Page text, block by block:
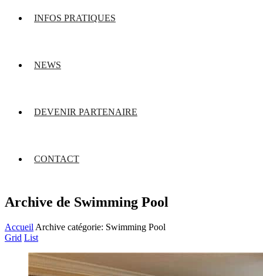
INFOS PRATIQUES
NEWS
DEVENIR PARTENAIRE
CONTACT
Archive de Swimming Pool
Accueil Archive catégorie: Swimming Pool
Grid List